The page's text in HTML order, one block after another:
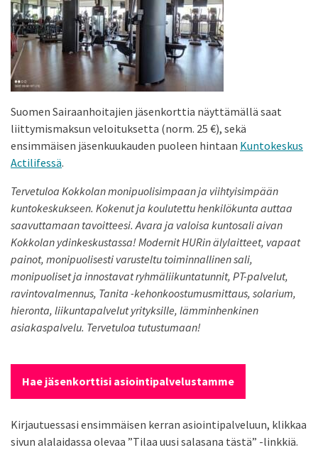
Suomen Sairaanhoitajien jäsenkorttia näyttämällä saat
liittymismaksun veloituksetta (norm. 25 €), sekä
ensimmäisen jäsenkuukauden puoleen hintaan Kuntokeskus
Actilifessä.
Tervetuloa Kokkolan monipuolisimpaan ja viihtyisimpään
kuntokeskukseen. Kokenut ja koulutettu henkilökunta auttaa
saavuttamaan tavoitteesi. Avara ja valoisa kuntosali aivan
Kokkolan ydinkeskustassa! Modernit HURin älylaitteet, vapaat
painot, monipuolisesti varusteltu toiminnallinen sali,
monipuoliset ja innostavat ryhmäliikuntatunnit, PT-palvelut,
ravintovalmennus, Tanita -kehonkoostumusmittaus, solarium,
hieronta, liikuntapalvelut yrityksille, lämminhenkinen
asiakaspalvelu. Tervetuloa tutustumaan!
Hae jäsenkorttisi asiointipalvelustamme
Kirjautuessasi ensimmäisen kerran asiointipalveluun, klikkaa
sivun alalaidassa olevaa ”Tilaa uusi salasana tästä” -linkkiä.